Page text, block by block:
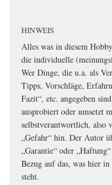
HINWEIS
Alles was in diesem
die individuelle
Wer Dinge, die u.a. als
Tipps, Vorschläge,
Fazit“, etc. angegeben
ausprobiert oder umsetzt
selbstverantwortlich, also
„Gefahr“ hin. Der Autor
„Garantie“ oder
Bezug auf das, was hier
steht.